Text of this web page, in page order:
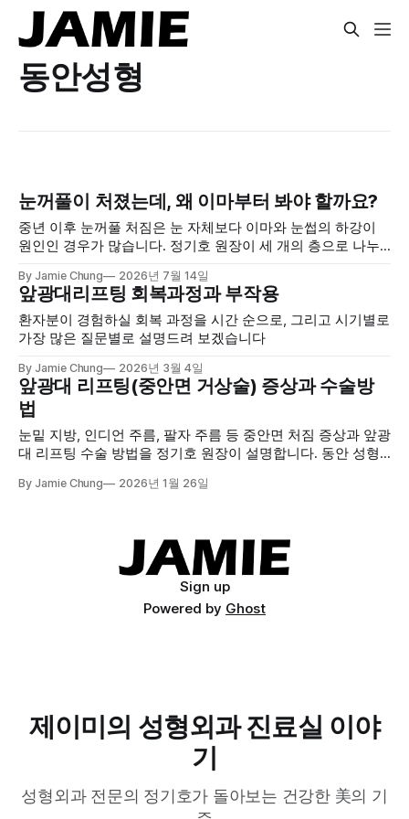
동안성형
눈꺼풀이 처졌는데, 왜 이마부터 봐야 할까요?
중년 이후 눈꺼풀 처짐은 눈 자체보다 이마와 눈썹의 하강이
원인인 경우가 많습니다. 정기호 원장이 세 개의 층으로 나누
설명합니다.
By Jamie Chung 2026년 7월 14일
앞광대리프팅 회복과정과 부작용
환자분이 경험하실 회복 과정을 시간 순으로, 그리고 시기별로
가장 많은 질문별로 설명드려 보겠습니다
By Jamie Chung 2026년 3월 4일
앞광대 리프팅(중안면 거상술) 증상과 수술방
법
눈밑 지방, 인디언 주름, 팔자 주름 등 중안면 처짐 증상과 앞광
대 리프팅 수술 방법을 정기호 원장이 설명합니다. 동안 성형
By Jamie Chung 2026년 1월 26일
Sign up
Powered by Ghost
제이미의 성형외과 진료실 이야
기
성형외과 전문의 정기호가 돌아보는 건강한 美의 기